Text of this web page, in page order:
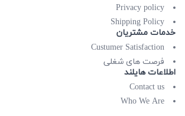
Privacy policy
Shipping Policy
خدمات مشتریان
Custumer Satisfaction
فرصت های شغلی
اطلاعات هایلند
Contact us
Who We Are